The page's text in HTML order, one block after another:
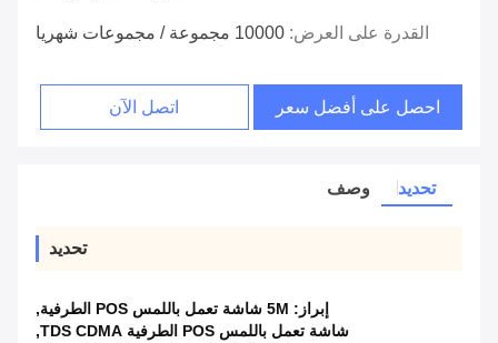
القدرة على العرض: 10000 مجموعة / مجموعات شهريا
احصل على أفضل سعر اتصل الآن
تحديد وصف
تحديد
إبراز: 5M شاشة تعمل باللمس POS الطرفية
,
شاشة تعمل باللمس POS الطرفية TDS CDMA
,